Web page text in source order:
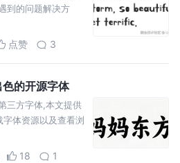
到的问题解决方
点赞 3
的开源字体
三方字体,本文提供
体资源以及查看浏
18 1